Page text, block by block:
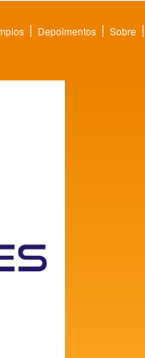
Depoimentos Sobre